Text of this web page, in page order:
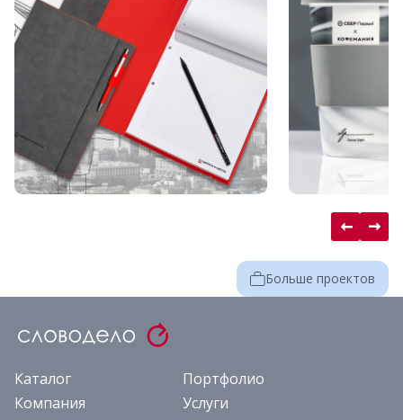
Больше проектов
Каталог
Портфолио
Компания
Услуги